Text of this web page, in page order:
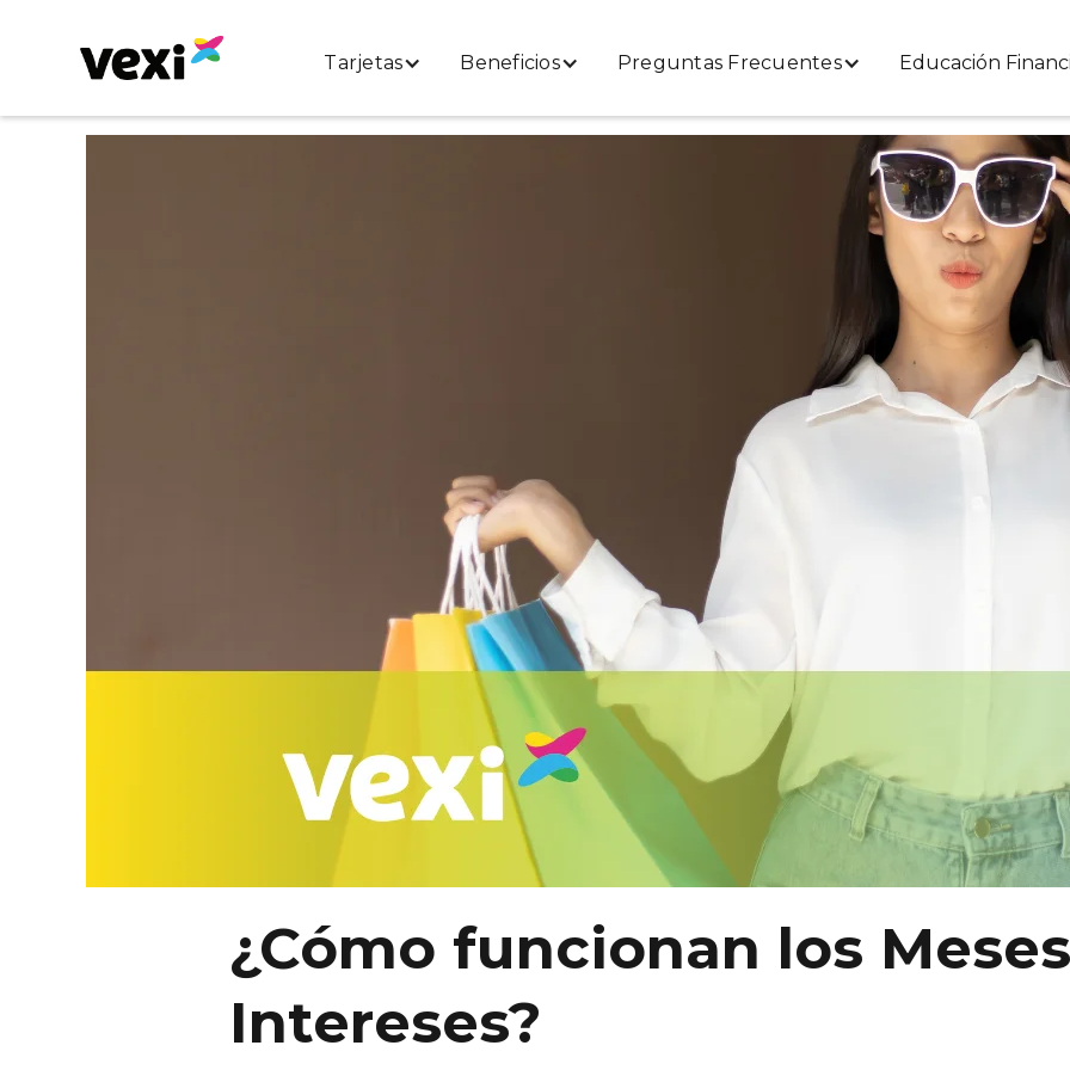
Tarjetas Beneficios Preguntas Frecuentes Educación
¿Cómo funcionan los
Intereses?